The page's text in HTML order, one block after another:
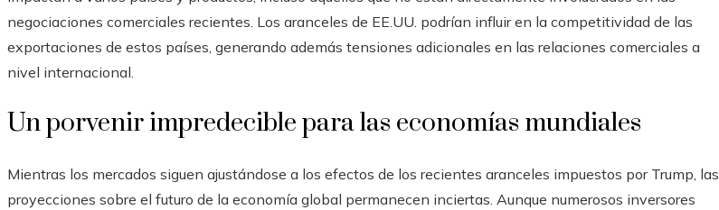
negociaciones comerciales recientes. Los aranceles de EE.UU. podrían influir en la competitividad de las
exportaciones de estos países, generando además tensiones adicionales en las relaciones comerciales a
nivel internacional.
Un porvenir impredecible para las economías mundiales
Mientras los mercados siguen ajustándose a los efectos de los recientes aranceles impuestos por Trump, las
proyecciones sobre el futuro de la economía global permanecen inciertas. Aunque numerosos inversores